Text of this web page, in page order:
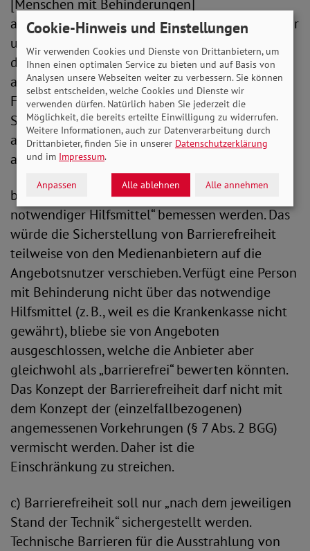
[Menschen mit Behinderungen]
allgemein üblichen Weise“ zugänglich, auffindbar
und nutzbar sein, sondern das Angebot muss „in
der allgemein üblichen Weise“ zugänglich,
auffindbar und nutzbar sein. Die letztere
Formulierung gewährleistet, dass nicht
Sonderlösungen, sondern reguläre Lösungen
auch für Menschen mit Behinderungen
angestrebt werden.
b) Die Barrierefreiheit darf nicht „unter Nutzung
notwendiger Hilfsmittel“ bemessen werden. Das
würde die Sicherstellung von Barrierefreiheit
teilweise von den Medienanbietern auf die
Angebotsnutzer verschieben. Verfügt eine Person
mit Behinderung nicht über das notwendige
Hilfsmittel (z. B., weil es die Krankenkasse nicht
gewährt), bliebe sie von Angeboten
ausgeschlossen, welche die Anbieter aber
gleichwohl als „barrierefrei“ bewerten könnten.
Das Konzept der Barrierefreiheit darf nicht mit
dem Konzept der (einzelfallbezogenen)
angemessenen Vorkehrungen (§ 7 Abs. 2 BGG)
vermischt werden. Daher ist die
Einschränkung zu streichen.
c) Barrierefreiheit soll nur „nach dem jeweiligen
Stand der Technik“ sichergestellt werden.
Technische Barrieren für die Ausstrahlung von
Cookie-Hinweis und Einstellungen
Wir verwenden Cookies und Dienste von Drittanbietern, um
Ihnen einen optimalen Service zu bieten und auf Basis von
Analysen unsere Webseiten weiter zu verbessern. Sie können
selbst entscheiden, welche Cookies und Dienste wir
verwenden dürfen. Natürlich haben Sie jederzeit die
Möglichkeit, die bereits erteilte Einwilligung zu widerrufen.
Weitere Informationen, auch zur Datenverarbeitung durch
Drittanbieter, finden Sie in unserer Datenschutzerklärung
und im Impressum.
Anpassen Alle ablehnen Alle annehmen